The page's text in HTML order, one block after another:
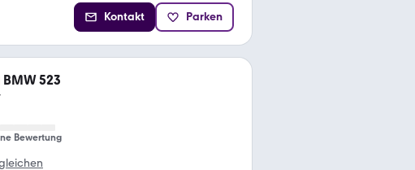
Kontakt Parken
BMW 523
Bewertung